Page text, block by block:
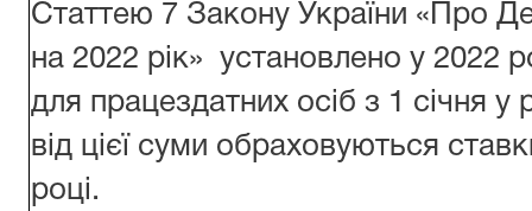
Статтею 7 Закону України «Про
на 2022 рік» установлено у 2022
для працездатних осіб з 1 січня у
від цієї суми обраховуються
році.